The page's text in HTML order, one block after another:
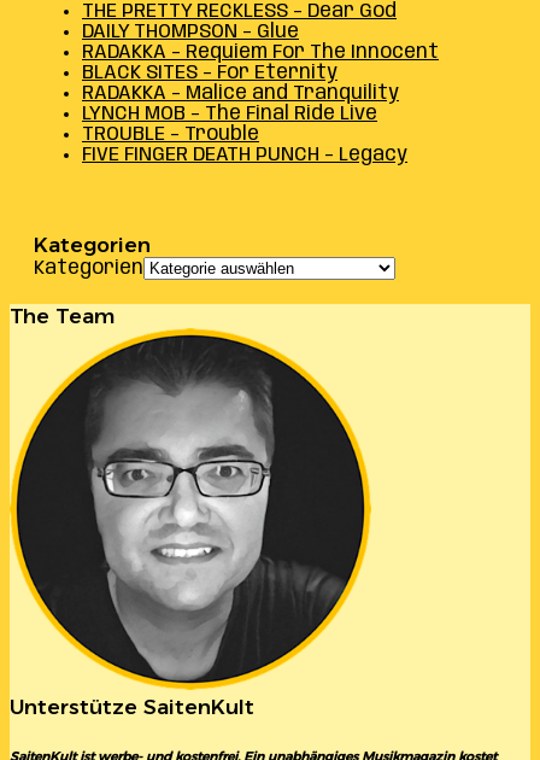
THE PRETTY RECKLESS – Dear God
DAILY THOMPSON – Glue
RADAKKA – Requiem For The Innocent
BLACK SITES – For Eternity
RADAKKA – Malice and Tranquility
LYNCH MOB – The Final Ride Live
TROUBLE – Trouble
FIVE FINGER DEATH PUNCH – Legacy
Kategorien
Kategorien
The Team
Unterstütze SaitenKult